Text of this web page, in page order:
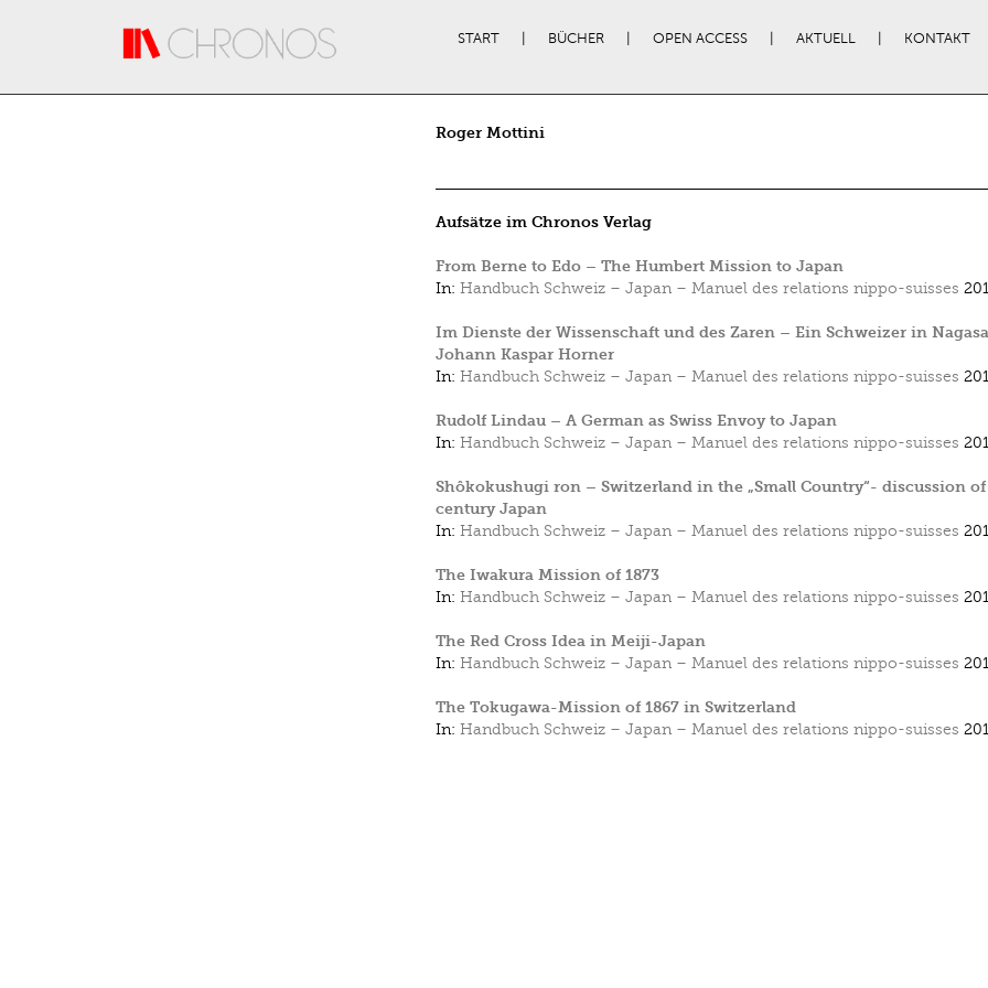
START BÜCHER OPEN ACCESS AKTUELL KONTAKT
Roger Mottini
Aufsätze im Chronos Verlag
From Berne to Edo – The Humbert Mission to Japan
In: Handbuch Schweiz – Japan – Manuel des relations nippo-suisses
Im Dienste der Wissenschaft und des Zaren – Ein Schweizer in
Johann Kaspar Horner
In: Handbuch Schweiz – Japan – Manuel des relations nippo-suisses
Rudolf Lindau – A German as Swiss Envoy to Japan
In: Handbuch Schweiz – Japan – Manuel des relations nippo-suisses
Shôkokushugi ron – Switzerland in the „Small Country“- discussion
century Japan
In: Handbuch Schweiz – Japan – Manuel des relations nippo-suisses
The Iwakura Mission of 1873
In: Handbuch Schweiz – Japan – Manuel des relations nippo-suisses
The Red Cross Idea in Meiji-Japan
In: Handbuch Schweiz – Japan – Manuel des relations nippo-suisses
The Tokugawa-Mission of 1867 in Switzerland
In: Handbuch Schweiz – Japan – Manuel des relations nippo-suisses